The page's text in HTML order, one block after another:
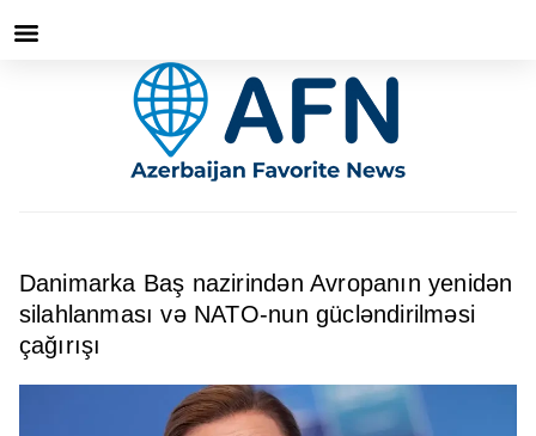
Danimarka Baş nazirindən Avropanın yenidən
silahlanması və NATO-nun gücləndirilməsi
çağırışı